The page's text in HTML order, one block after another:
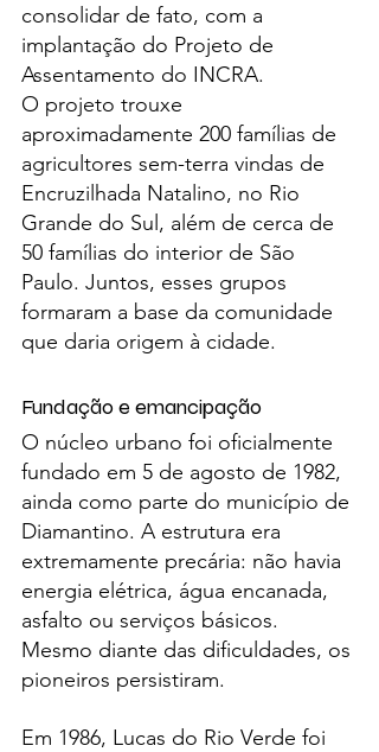
consolidar de fato, com a
implantação do Projeto de
Assentamento do INCRA.
O projeto trouxe
aproximadamente 200 famílias de
agricultores sem-terra vindas de
Encruzilhada Natalino, no Rio
Grande do Sul, além de cerca de
50 famílias do interior de São
Paulo. Juntos, esses grupos
formaram a base da comunidade
que daria origem à cidade.
Fundação e emancipação
O núcleo urbano foi oficialmente
fundado em 5 de agosto de 1982,
ainda como parte do município de
Diamantino. A estrutura era
extremamente precária: não havia
energia elétrica, água encanada,
asfalto ou serviços básicos.
Mesmo diante das dificuldades, os
pioneiros persistiram.
Em 1986, Lucas do Rio Verde foi